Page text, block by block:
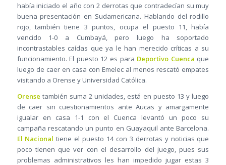
había iniciado el año con 2 derrotas que contradecían su muy
buena presentación en Sudamericana. Hablando del rodillo
rojo, también tiene 3 puntos, ocupa el puesto 11, había
vencido 1-0 a Cumbayá, pero luego ha soportado
incontrastables caídas que ya le han merecido críticas a su
funcionamiento. El puesto 12 es para Deportivo Cuenca que
luego de caer en casa con Emelec al menos rescató empates
visitando a Orense y Universidad Católica.
Orense también suma 2 unidades, está en puesto 13 y luego
de caer sin cuestionamientos ante Aucas y amargamente
igualar en casa 1-1 con el Cuenca levantó un poco su
campaña rescatando un punto en Guayaquil ante Barcelona.
El Nacional tiene el puesto 14 con 3 derrotas y noticias que
poco tienen que ver con el desarrollo del juego, pues sus
problemas administrativos les han impedido jugar estas 3